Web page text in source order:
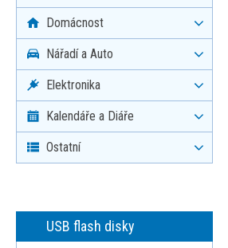
Domácnost
Nářadí a Auto
Elektronika
Kalendáře a Diáře
Ostatní
USB flash disky